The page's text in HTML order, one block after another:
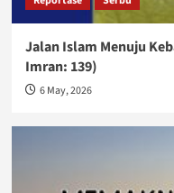
Jalan Islam Menuju
Imran: 139)
6 May, 2026